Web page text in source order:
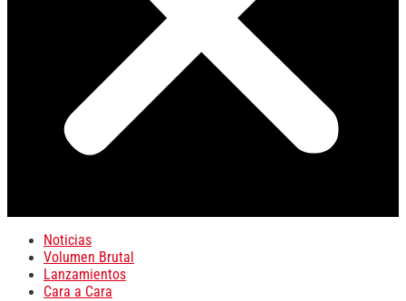
Noticias
Volumen Brutal
Lanzamientos
Cara a Cara